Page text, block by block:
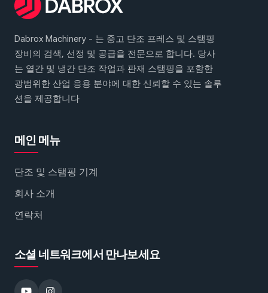
Dabrox Machinery - 는 중고 단조 프레스 및 스탬핑
장비의 검색, 선정 및 공급을 전문으로 합니다. 당사
는 열간 및 냉간 단조 작업과 판재 스탬핑을 포함한
광범위한 산업 응용 분야에 대한 신뢰할 수 있는 솔루
션을 제공합니다
메인 메뉴
단조 및 스탬핑 기계
회사 소개
연락처
소셜 네트워크에서 만나보세요